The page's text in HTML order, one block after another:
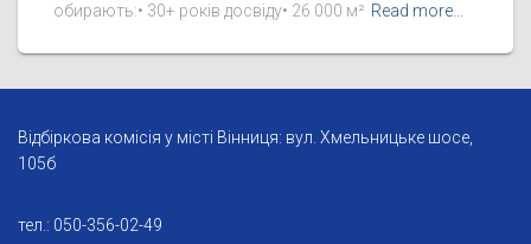
обирають:• 30+ років досвіду• 26 000 м² Read more…
Відбіркова комісія у місті Вінниця: вул. Хмельницьке шосе,
105б
тел.: 050-356-02-49